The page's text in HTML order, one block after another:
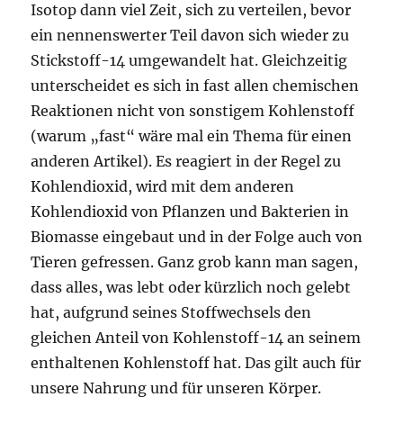
Isotop dann viel Zeit, sich zu verteilen, bevor
ein nennenswerter Teil davon sich wieder zu
Stickstoff-14 umgewandelt hat. Gleichzeitig
unterscheidet es sich in fast allen chemischen
Reaktionen nicht von sonstigem Kohlenstoff
(warum „fast“ wäre mal ein Thema für einen
anderen Artikel). Es reagiert in der Regel zu
Kohlendioxid, wird mit dem anderen
Kohlendioxid von Pflanzen und Bakterien in
Biomasse eingebaut und in der Folge auch von
Tieren gefressen. Ganz grob kann man sagen,
dass alles, was lebt oder kürzlich noch gelebt
hat, aufgrund seines Stoffwechsels den
gleichen Anteil von Kohlenstoff-14 an seinem
enthaltenen Kohlenstoff hat. Das gilt auch für
unsere Nahrung und für unseren Körper.